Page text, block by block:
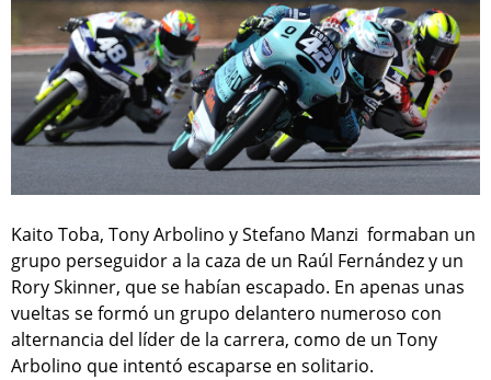
Kaito Toba, Tony Arbolino y Stefano Manzi formaban un
grupo perseguidor a la caza de un Raúl Fernández y un
Rory Skinner, que se habían escapado. En apenas unas
vueltas se formó un grupo delantero numeroso con
alternancia del líder de la carrera, como de un Tony
Arbolino que intentó escaparse en solitario.